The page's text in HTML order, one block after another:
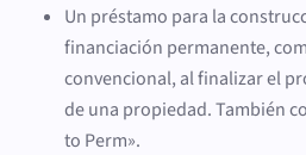
Un préstamo para la
financiación permanente,
convencional, al finalizar el
de una propiedad. También
to Perm».